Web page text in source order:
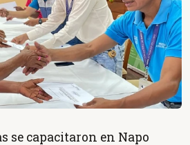
se capacitaron en Napo